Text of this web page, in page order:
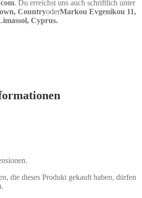
. Du erreichst uns auch schriftlich unter
CountryoderMarkou Evgenikou 11,
Cyprus.
die dieses Produkt gekauft haben, dürfen